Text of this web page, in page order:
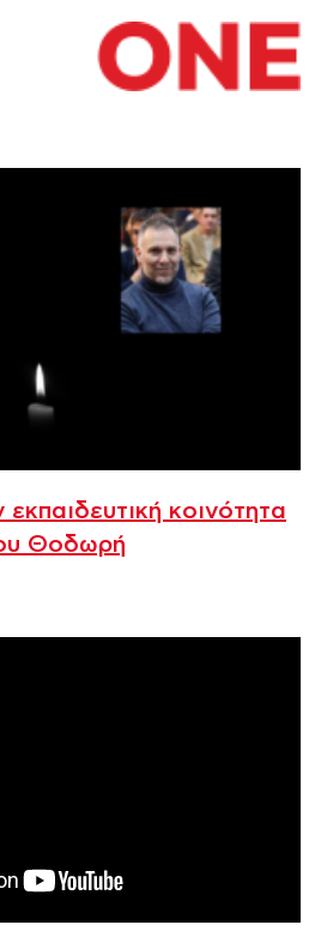
κοινότητα
Θοδωρή